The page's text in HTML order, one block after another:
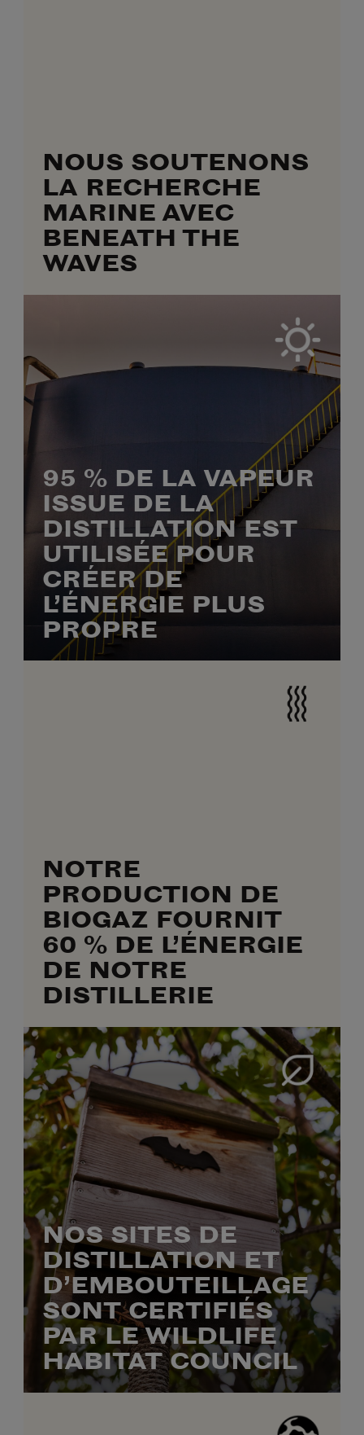
NOUS SOUTENONS
LA RECHERCHE
MARINE AVEC
BENEATH THE
WAVES
95 % DE LA VAPEUR
ISSUE DE LA
DISTILLATION EST
UTILISÉE POUR
CRÉER DE
L’ÉNERGIE PLUS
PROPRE
NOTRE
PRODUCTION DE
BIOGAZ FOURNIT
60 % DE L’ÉNERGIE
DE NOTRE
DISTILLERIE
NOS SITES DE
DISTILLATION ET
D’EMBOUTEILLAGE
SONT CERTIFIÉS
PAR LE WILDLIFE
HABITAT COUNCIL